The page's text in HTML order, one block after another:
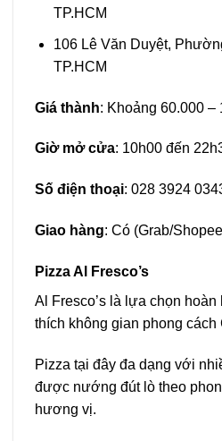
TP.HCM
106 Lê Văn Duyệt,
TP.HCM
Giá thành: Khoảng 60.000 –
Giờ mở cửa: 10h00 đến
Số điện thoại: 028 3924
Giao hàng: Có (Grab/
Pizza Al Fresco’s
Al Fresco’s là lựa chọn
thích không gian phong cách
Pizza tại đây đa dạng với
được nướng đút lò theo
hương vị.